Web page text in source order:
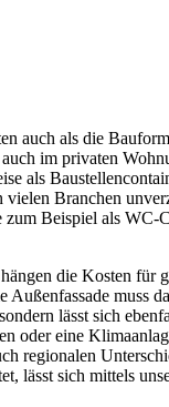
auch als die
im privaten
als
Branchen
Beispiel als WC-
die Kosten für
Außenfassade muss
lässt sich
oder eine
regionalen
lässt sich mittels